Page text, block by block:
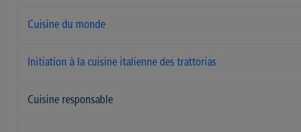
Cuisine du monde
Initiation à la cuisine italienne des trattorias
Cuisine responsable